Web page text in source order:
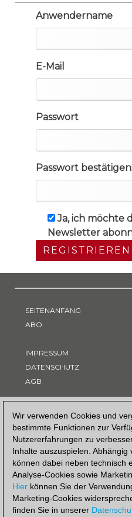
Wir verwenden Cookies und
bestimmte Funktionen zur
Nutzererfahrungen zu
Inhalte auszuspielen.
können dabei neben technisch
Analyse-Cookies sowie
Hier können Sie der
Marketing-Cookies
finden Sie in unserer
Anwendername
E-Mail
Passwort
Passwort bestätigen
Ja, ich möchte
Newsletter
REGISTRIEREN
SEITENANFANG
ABO
IMPRESSUM
DATENSCHUTZ
AGB
ZAHLUNGSART